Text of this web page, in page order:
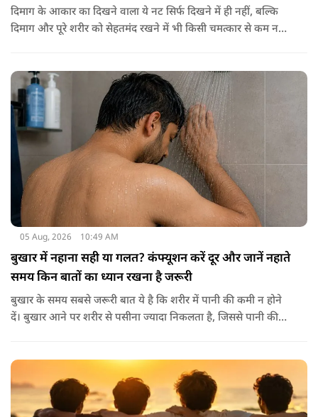
दिमाग के आकार का दिखने वाला ये नट सिर्फ दिखने में ही नहीं, बल्कि
दिमाग और पूरे शरीर को सेहतमंद रखने में भी किसी चमत्कार से कम नहीं
मिनरल्स जो सेहत के लिए वरदान साबित होते हैं। आइए विस्तार से जानते
हैं कि अखरोट खाना सेहत के लिए क्यों है ज़रूरी।
05 Aug, 2026 10:49 AM
बुखार में नहाना सही या गलत? कंफ्यूशन करें दूर और जानें नहाते
समय किन बातों का ध्यान रखना है जरूरी
बुखार के समय सबसे जरूरी बात ये है कि शरीर में पानी की कमी न होने
दें। बुखार आने पर शरीर से पसीना ज्यादा निकलता है, जिससे पानी की
होते हैं। खाने में हल्का और आसानी से पचने वाला भोजन जैसे खिचड़ी
और दलिया आदि लेना अच्छा माना जाता है।